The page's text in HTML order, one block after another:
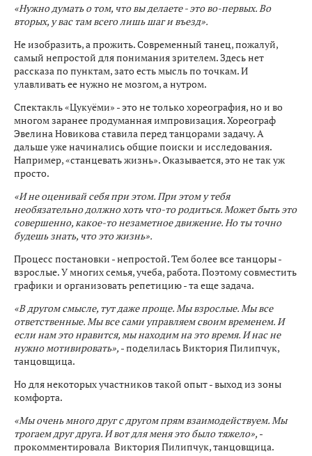
«Нужно думать о том, что вы делаете - это во-первых. Во
вторых, у вас там всего лишь шаг и въезд».
Не изобразить, а прожить. Современный танец, пожалуй,
самый непростой для понимания зрителем. Здесь нет
рассказа по пунктам, зато есть мысль по точкам. И
улавливать ее нужно не мозгом, а нутром.
Спектакль «Цукуёми» - это не только хореография, но и во
многом заранее продуманная импровизация. Хореограф
Эвелина Новикова ставила перед танцорами задачу. А
дальше уже начинались общие поиски и исследования.
Например, «станцевать жизнь». Оказывается, это не так уж
просто.
«И не оценивай себя при этом. При этом у тебя
необязательно должно хоть что-то родиться. Может быть это
совершенно, какое-то незаметное движение. Но ты точно
будешь знать, что это жизнь».
Процесс постановки - непростой. Тем более все танцоры -
взрослые. У многих семья, учеба, работа. Поэтому совместить
графики и организовать репетицию - та еще задача.
«В другом смысле, тут даже проще. Мы взрослые. Мы все
ответственные. Мы все сами управляем своим временем. И
если нам это нравится, мы находим на это время. И нас не
нужно мотивировать», - поделилась Виктория Пилипчук,
танцовщица.
Но для некоторых участников такой опыт - выход из зоны
комфорта.
«Мы очень много друг с другом прям взаимодействуем. Мы
трогаем друг друга. И вот для меня это было тяжело», -
прокомментировала Виктория Пилипчук, танцовщица.